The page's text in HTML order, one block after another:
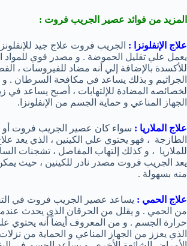
المزيد من فوائد عصير الجريب فروت :
علاج الإنفلونزا : الجريب فروت علاج جيد
يعمل علي تقليل الحموضة . و مصدر قوي للمواد
للأكسدة بالإضافة إلي أنه مضاد للفيروسات ،
الجراثيم و بذلك يساعد في مكافحة السرطان . و
لخصائصه المضادة للإلتهابات ، أصبح يساعد في
الجهاز المناعي و حماية الجسم من الإنفلونزا.
علاج الملاريا : سواء كان عصير الجريب فروت أو
الطازجة ، فهو يحتوي علي الكينين ، الذي يعد
للملاريا ، و كذلك إلتهاب المفاصل ، تشجنات
يعد الجريب فروت مصدر نادر للكينين ، حيث
منه بسهولة .
علاج الحمي : يساعد عصير الجريب فروت في
من الحمي . و يقلل من الحرقان الذي يحدث
حرارة الجسم . و من المعروف أيضاً أنه يحتوي
الذي يعزز من الجهاز المناعي و الحماية من